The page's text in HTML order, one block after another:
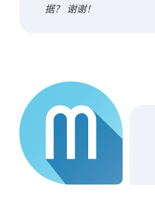
免费的PDF压缩器
据？ 谢谢！